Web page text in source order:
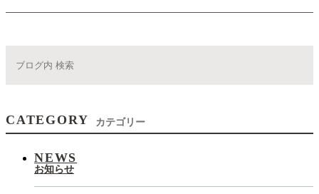
CATEGORY カテゴリー
NEWS
お知らせ